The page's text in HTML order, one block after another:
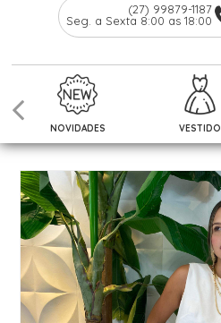
(27) 99879-1187
Seg. a Sexta 8:00 as 18:00
NOVIDADES VESTIDO